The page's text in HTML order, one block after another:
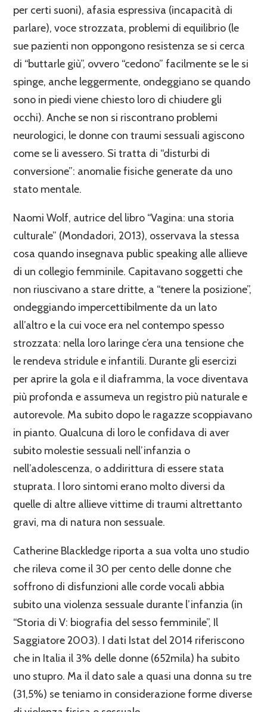
per certi suoni), afasia espressiva (incapacità di
parlare), voce strozzata, problemi di equilibrio (le
sue pazienti non oppongono resistenza se si cerca
di “buttarle giù”, ovvero “cedono” facilmente se le si
spinge, anche leggermente, ondeggiano se quando
sono in piedi viene chiesto loro di chiudere gli
occhi). Anche se non si riscontrano problemi
neurologici, le donne con traumi sessuali agiscono
come se li avessero. Si tratta di “disturbi di
conversione”: anomalie fisiche generate da uno
stato mentale.
Naomi Wolf, autrice del libro “Vagina: una storia
culturale” (Mondadori, 2013), osservava la stessa
cosa quando insegnava public speaking alle allieve
di un collegio femminile. Capitavano soggetti che
non riuscivano a stare dritte, a “tenere la posizione”,
ondeggiando impercettibilmente da un lato
all’altro e la cui voce era nel contempo spesso
strozzata: nella loro laringe c’era una tensione che
le rendeva stridule e infantili. Durante gli esercizi
per aprire la gola e il diaframma, la voce diventava
più profonda e assumeva un registro più naturale e
autorevole. Ma subito dopo le ragazze scoppiavano
in pianto. Qualcuna di loro le confidava di aver
subito molestie sessuali nell’infanzia o
nell’adolescenza, o addirittura di essere stata
stuprata. I loro sintomi erano molto diversi da
quelle di altre allieve vittime di traumi altrettanto
gravi, ma di natura non sessuale.
Catherine Blackledge riporta a sua volta uno studio
che rileva come il 30 per cento delle donne che
soffrono di disfunzioni alle corde vocali abbia
subito una violenza sessuale durante l’infanzia (in
“Storia di V: biografia del sesso femminile”, Il
Saggiatore 2003). I dati Istat del 2014 riferiscono
che in Italia il 3% delle donne (652mila) ha subito
uno stupro. Ma il dato sale a quasi una donna su tre
(31,5%) se teniamo in considerazione forme diverse